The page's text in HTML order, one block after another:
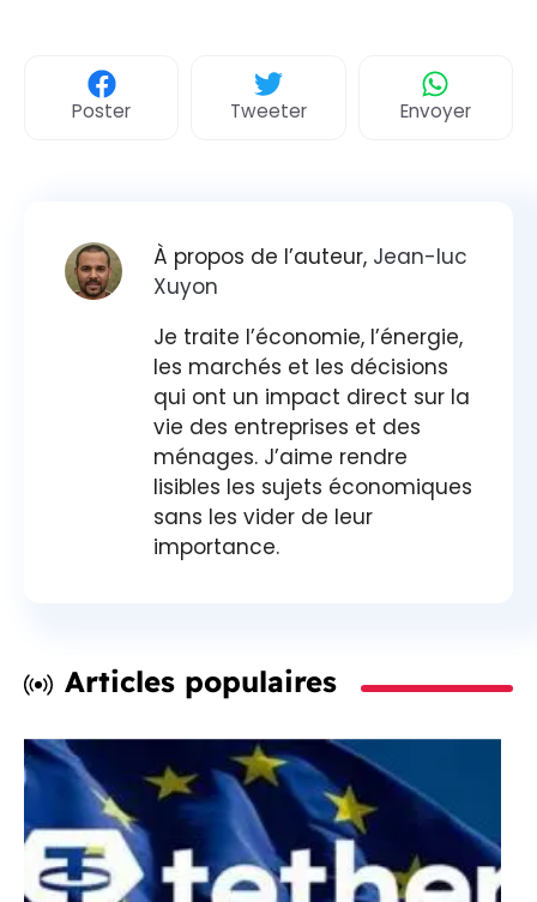
Poster Tweeter Envoyer
À propos de l’auteur, Jean-luc
Xuyon
Je traite l’économie, l’énergie,
les marchés et les décisions
qui ont un impact direct sur la
vie des entreprises et des
ménages. J’aime rendre
lisibles les sujets économiques
sans les vider de leur
importance.
Articles populaires